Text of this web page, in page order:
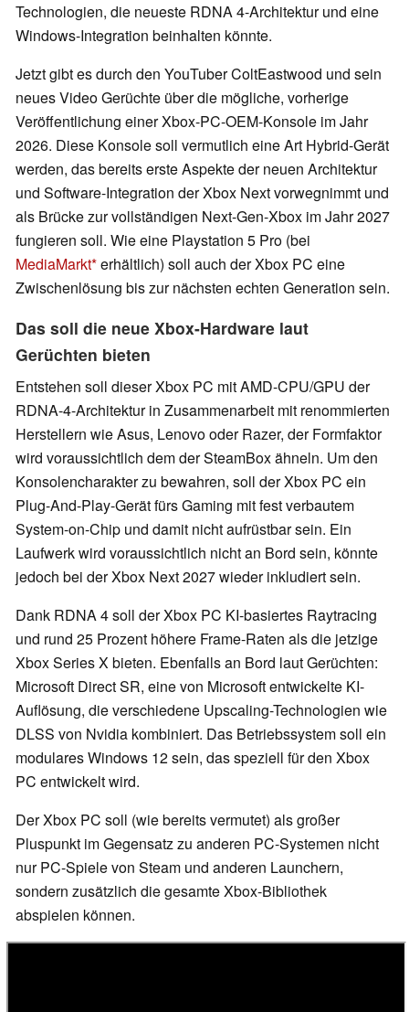
Technologien, die neueste RDNA 4-Architektur und eine
Windows-Integration beinhalten könnte.
Jetzt gibt es durch den YouTuber ColtEastwood und sein
neues Video Gerüchte über die mögliche, vorherige
Veröffentlichung einer Xbox-PC-OEM-Konsole im Jahr
2026. Diese Konsole soll vermutlich eine Art Hybrid-Gerät
werden, das bereits erste Aspekte der neuen Architektur
und Software-Integration der Xbox Next vorwegnimmt und
als Brücke zur vollständigen Next-Gen-Xbox im Jahr 2027
fungieren soll. Wie eine Playstation 5 Pro (bei
MediaMarkt erhältlich) soll auch der Xbox PC eine
Zwischenlösung bis zur nächsten echten Generation sein.
Das soll die neue Xbox-Hardware laut
Gerüchten bieten
Entstehen soll dieser Xbox PC mit AMD-CPU/GPU der
RDNA-4-Architektur in Zusammenarbeit mit renommierten
Herstellern wie Asus, Lenovo oder Razer, der Formfaktor
wird voraussichtlich dem der SteamBox ähneln. Um den
Konsolencharakter zu bewahren, soll der Xbox PC ein
Plug-And-Play-Gerät fürs Gaming mit fest verbautem
System-on-Chip und damit nicht aufrüstbar sein. Ein
Laufwerk wird voraussichtlich nicht an Bord sein, könnte
jedoch bei der Xbox Next 2027 wieder inkludiert sein.
Dank RDNA 4 soll der Xbox PC KI-basiertes Raytracing
und rund 25 Prozent höhere Frame-Raten als die jetzige
Xbox Series X bieten. Ebenfalls an Bord laut Gerüchten:
Microsoft Direct SR, eine von Microsoft entwickelte KI-
Auflösung, die verschiedene Upscaling-Technologien wie
DLSS von Nvidia kombiniert. Das Betriebssystem soll ein
modulares Windows 12 sein, das speziell für den Xbox
PC entwickelt wird.
Der Xbox PC soll (wie bereits vermutet) als großer
Pluspunkt im Gegensatz zu anderen PC-Systemen nicht
nur PC-Spiele von Steam und anderen Launchern,
sondern zusätzlich die gesamte Xbox-Bibliothek
abspielen können.